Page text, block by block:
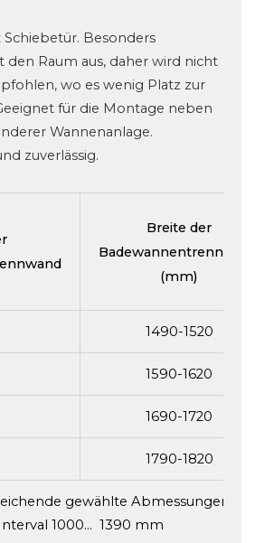
Besonders
Raum aus, daher wird nicht
wo es wenig Platz zur
für die Montage neben
Wannenanlage.
zuverlässig.
Breite der
(mm)
1490-1520
1590-1620
1690-1720
1790-1820
gewählte Abmessungen im
1000... 1390 mm